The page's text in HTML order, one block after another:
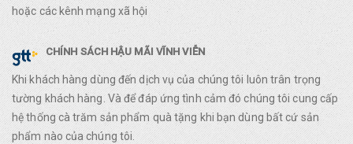
hoặc các kênh mạng xã hội
CHÍNH SÁCH HẬU MÃI VĨNH VIỄN
Khi khách hàng dùng đến dịch vụ của chúng tôi luôn trân trọng
tường khách hàng. Và để đáp ứng tình cảm đó chúng tôi cung cấp
hệ thống cà trăm sản phẩm quà tặng khi bạn dùng bất cứ sản
phẩm nào của chúng tôi.